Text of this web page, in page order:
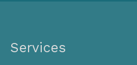
Services